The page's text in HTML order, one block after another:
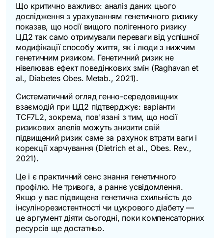
Що критично важливо: аналіз даних цього
дослідження з урахуванням генетичного ризику
показав, що носії вищого полігенного ризику
ЦД2 так само отримували переваги від успішної
модифікації способу життя, як і люди з нижчим
генетичним ризиком. Генетичний ризик не
нівелював ефект поведінкових змін (Raghavan et
al., Diabetes Obes. Metab., 2021).
Систематичний огляд генно-середовищних
взаємодій при ЦД2 підтверджує: варіанти
TCF7L2, зокрема, пов'язані з тим, що носії
ризикових алелів можуть знизити свій
підвищений ризик саме за рахунок втрати ваги і
корекції харчування (Dietrich et al., Obes. Rev.,
2021).
Це і є практичний сенс знання генетичного
профілю. Не тривога, а раннє усвідомлення.
Якщо у вас підвищена генетична схильність до
інсулінорезистентності чи цукрового діабету —
це аргумент діяти сьогодні, поки компенсаторних
ресурсів ще достатньо.